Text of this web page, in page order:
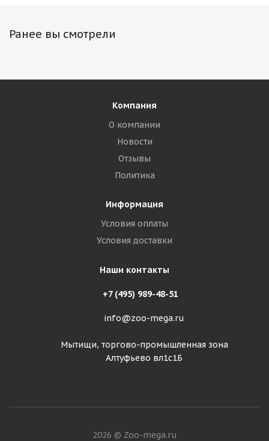
Ранее вы смотрели
Компания
О компании
Новости
Отзывы
Политика
Информация
Условия оплаты
Условия доставки
Наши контакты
+7 (495) 989-48-51
info@zoo-mega.ru
Мытищи, торгово-промышленная зона
Алтуфьево вл1с1Б
2026 © Zoo-mega.ru